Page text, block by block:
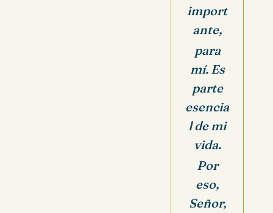
import
ante,
para
mí. Es
parte
esencia
l de mi
vida.
Por
eso,
Señor,